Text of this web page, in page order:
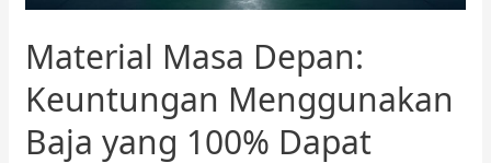
Material Masa Depan:
Keuntungan Menggunakan
Baja yang 100% Dapat